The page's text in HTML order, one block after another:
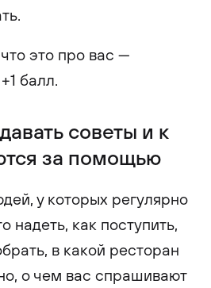
это про вас —
балл.
советы и к
за помощью
у которых регулярно
надеть, как поступить,
в какой ресторан
о чем вас спрашивают